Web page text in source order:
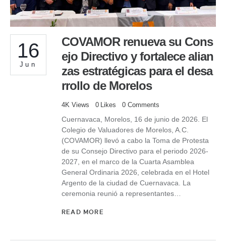
16
Jun
COVAMOR renueva su Cons
ejo Directivo y fortalece alian
zas estratégicas para el desa
rrollo de Morelos
4K Views 0 Likes 0 Comments
Cuernavaca, Morelos, 16 de junio de 2026. El
Colegio de Valuadores de Morelos, A.C.
(COVAMOR) llevó a cabo la Toma de Protesta
de su Consejo Directivo para el periodo 2026-
2027, en el marco de la Cuarta Asamblea
General Ordinaria 2026, celebrada en el Hotel
Argento de la ciudad de Cuernavaca. La
ceremonia reunió a representantes…
READ MORE